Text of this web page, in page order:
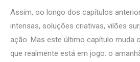
Assim, oo longo dos capítulos
intensas, soluções criativas, vilões
ação. Mas este último capítulo muda
que realmente está em jogo: o